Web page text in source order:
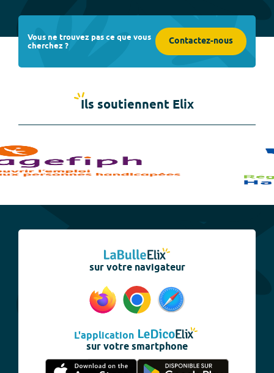
Vous ne trouvez pas ce que vous
cherchez ? Contactez-nous
Ils soutiennent Elix
sur votre navigateur
L'application
sur votre smartphone